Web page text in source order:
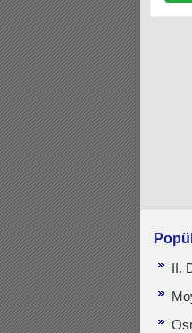
II.